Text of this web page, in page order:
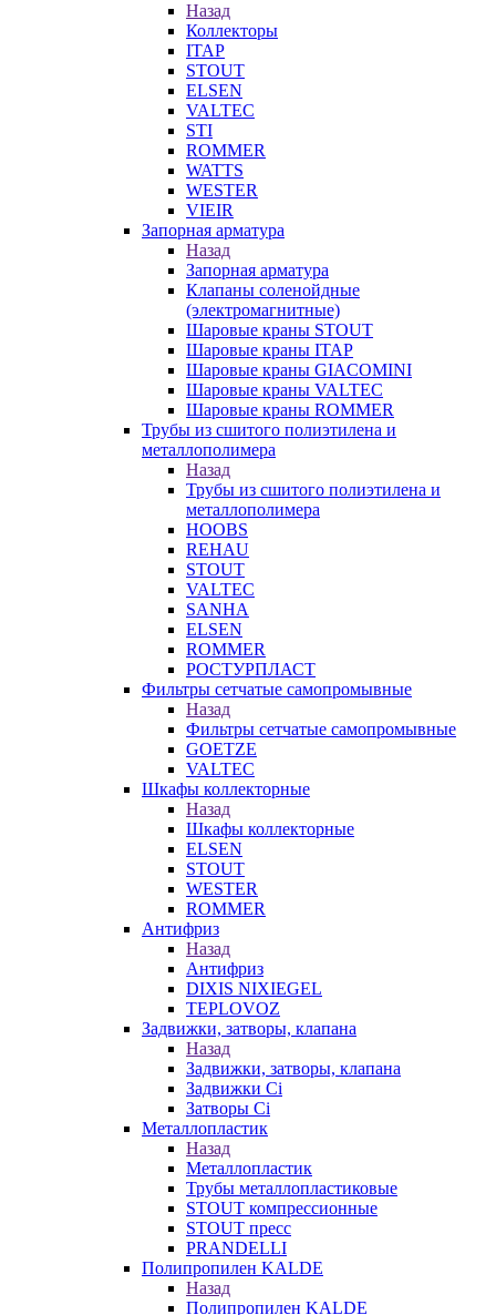
Назад
Коллекторы
ITAP
STOUT
ELSEN
VALTEC
STI
ROMMER
WATTS
WESTER
VIEIR
Запорная арматура
Назад
Запорная арматура
Клапаны соленойдные
(электромагнитные)
Шаровые краны STOUT
Шаровые краны ITAP
Шаровые краны GIACOMINI
Шаровые краны VALTEC
Шаровые краны ROMMER
Трубы из сшитого полиэтилена и
металлополимера
Назад
Трубы из сшитого полиэтилена и
металлополимера
HOOBS
REHAU
STOUT
VALTEC
SANHA
ELSEN
ROMMER
РОСТУРПЛАСТ
Фильтры сетчатые самопромывные
Назад
Фильтры сетчатые самопромывные
GOETZE
VALTEC
Шкафы коллекторные
Назад
Шкафы коллекторные
ELSEN
STOUT
WESTER
ROMMER
Антифриз
Назад
Антифриз
DIXIS NIXIEGEL
TEPLOVOZ
Задвижки, затворы, клапана
Назад
Задвижки, затворы, клапана
Задвижки Ci
Затворы Ci
Металлопластик
Назад
Металлопластик
Трубы металлопластиковые
STOUT компрессионные
STOUT пресс
PRANDELLI
Полипропилен KALDE
Назад
Полипропилен KALDE